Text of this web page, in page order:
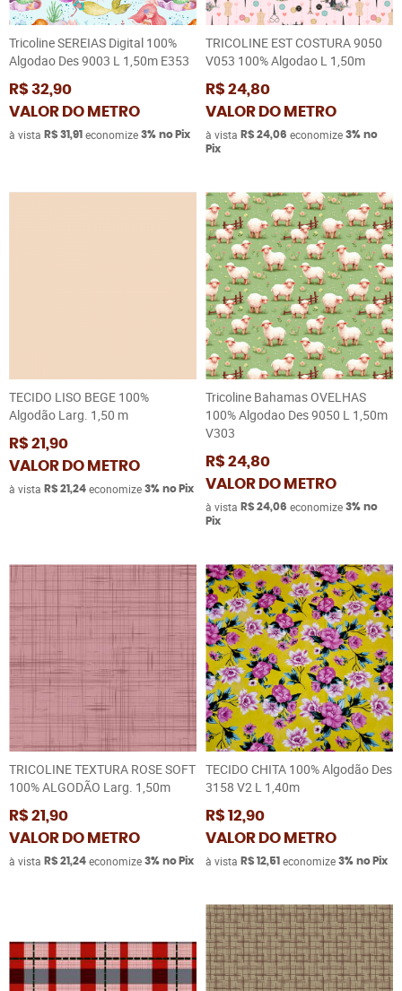
Tricoline SEREIAS Digital 100%
Algodao Des 9003 L 1,50m E353
R$ 32,90
VALOR DO METRO
à vista R$ 31,91 economize 3% no Pix
TRICOLINE EST COSTURA 9050
V053 100% Algodao L 1,50m
R$ 24,80
VALOR DO METRO
à vista R$ 24,06 economize 3% no
Pix
TECIDO LISO BEGE 100%
Algodão Larg. 1,50 m
R$ 21,90
VALOR DO METRO
à vista R$ 21,24 economize 3% no Pix
Tricoline Bahamas OVELHAS
100% Algodao Des 9050 L 1,50m
V303
R$ 24,80
VALOR DO METRO
à vista R$ 24,06 economize 3% no
Pix
TRICOLINE TEXTURA ROSE SOFT
100% ALGODÃO Larg. 1,50m
R$ 21,90
VALOR DO METRO
à vista R$ 21,24 economize 3% no Pix
TECIDO CHITA 100% Algodão Des
3158 V2 L 1,40m
R$ 12,90
VALOR DO METRO
à vista R$ 12,51 economize 3% no Pix